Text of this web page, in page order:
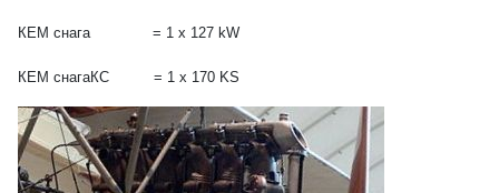
КЕМ снага = 1 x 127 kW
КЕМ снагаКС = 1 х 170 KS